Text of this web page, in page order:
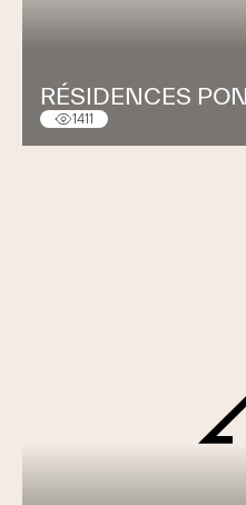
RÉSIDENCES
1411